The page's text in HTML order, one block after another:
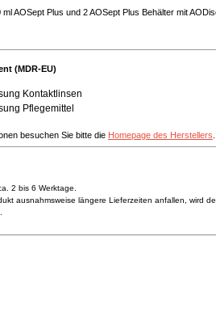
AOSept Plus und 2 AOSept Plus Behälter mit
(MDR-EU)
Kontaktlinsen
Pflegemittel
besuchen Sie bitte die Homepage des Herstellers
2 bis 6 Werktage.
ausnahmsweise längere Lieferzeiten anfallen, wird